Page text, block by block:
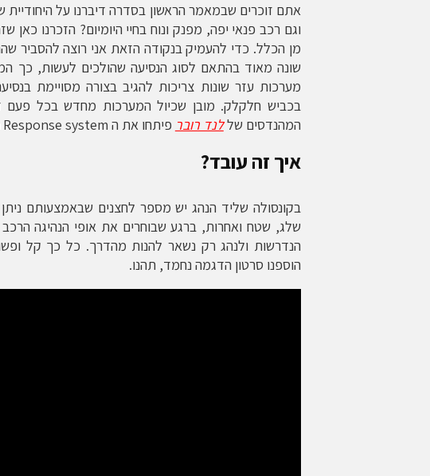
אתם זוכרים שבמאמר הראשון בסדרה דיברנו על היחודיית
וגם רכב פנאי יפה, מפנק ונוח בחיי היומיום? הזכרנו כאן
מן הכלל. כדי להעמיק בנקודה הזאת אני רוצה להסביר
שונה מאוד בהתאם לסוג הנסיעה שהולכים לעשות, כך
מערכות עזר שונות צריכות להגיב בצורה מסויימת
בכביש חלקלק. מובן שכיול המערכות מחדש בכל פעם
המהנדסים שללנד רובר פיתחו את ה Terrain Response system (דרך אגב, סימן מסחרי רשום)
איך זה עובד?
בקונסולה שליד הנהג יש מספר לחצנים שבאמצעותם
שלג, שטח ואחרות, ברגע שבוחרים את אופי הנהיגה
הוספנו סרטון הדגמה נחמד, תהנו.